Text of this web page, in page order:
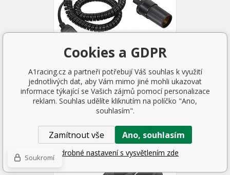
Prodlužovací kabel 12/24V do
zapalovače
SKLADEM 1 KS
Cookies a GDPR
A1racing.cz a partneři potřebují Váš souhlas k využití
jednotlivých dat, aby Vám mimo jiné mohli ukazovat
informace týkající se Vašich zájmů pomocí personalizace
reklam. Souhlas udělíte kliknutím na políčko "Ano,
souhlasím".
Zamítnout vše Ano, souhlasím
Podrobné nastavení s vysvětlením zde
Soukromí